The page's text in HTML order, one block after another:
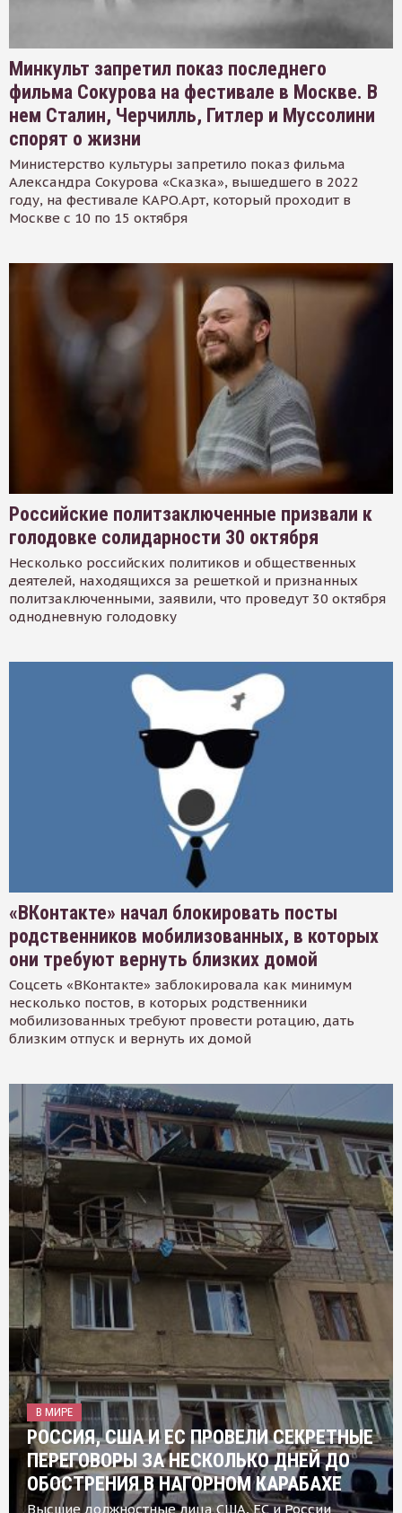
Минкульт запретил показ последнего
фильма Сокурова на фестивале в Москве. В
нем Сталин, Черчилль, Гитлер и Муссолини
спорят о жизни
Министерство культуры запретило показ фильма
Александра Сокурова «Сказка», вышедшего в 2022
году, на фестивале КАРО.Арт, который проходит в
Москве с 10 по 15 октября
Российские политзаключенные призвали к
голодовке солидарности 30 октября
Несколько российских политиков и общественных
деятелей, находящихся за решеткой и признанных
политзаключенными, заявили, что проведут 30 октября
однодневную голодовку
«ВКонтакте» начал блокировать посты
родственников мобилизованных, в которых
они требуют вернуть близких домой
Соцсеть «ВКонтакте» заблокировала как минимум
несколько постов, в которых родственники
мобилизованных требуют провести ротацию, дать
близким отпуск и вернуть их домой
В МИРЕ
РОССИЯ, США И ЕС ПРОВЕЛИ СЕКРЕТНЫЕ
ПЕРЕГОВОРЫ ЗА НЕСКОЛЬКО ДНЕЙ ДО
ОБОСТРЕНИЯ В НАГОРНОМ КАРАБАХЕ
Высшие должностные лица США, ЕС и России